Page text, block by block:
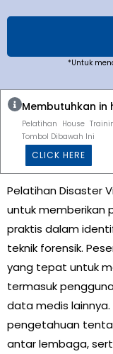
*Untuk
Membutuhkan in
Pelatihan House
Tombol Dibawah Ini
CLICK HERE
Pelatihan Disaster
untuk memberikan
praktis dalam
teknik forensik.
yang tepat untuk
termasuk
data medis
pengetahuan
antar lembaga,